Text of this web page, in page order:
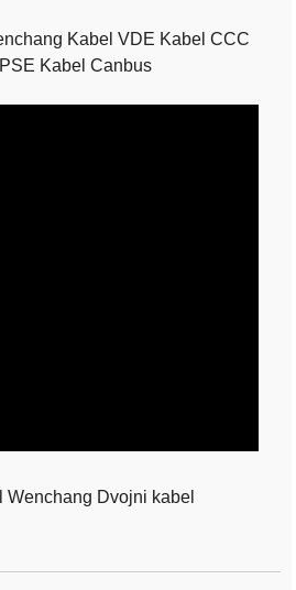
Kabel VDE Kabel CCC
Kabel Canbus
Wenchang Dvojni kabel